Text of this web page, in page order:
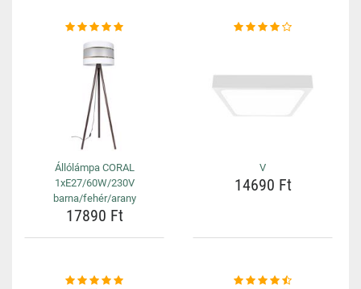
Állólámpa CORAL
1xE27/60W/230V
barna/fehér/arany
17890 Ft
V
14690 Ft